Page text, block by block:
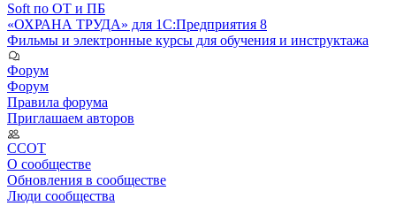
Soft по ОТ и ПБ
«ОХРАНА ТРУДА» для 1С:Предприятия 8
Фильмы и электронные курсы для обучения и инструктажа
Форум
Форум
Правила форума
Приглашаем авторов
ССОТ
О сообществе
Обновления в сообществе
Люди сообщества